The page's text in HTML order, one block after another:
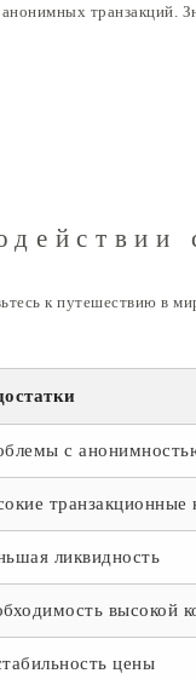
транзакций.
к путешествию в
с
транзакционные
ликвидность
высокой
цены